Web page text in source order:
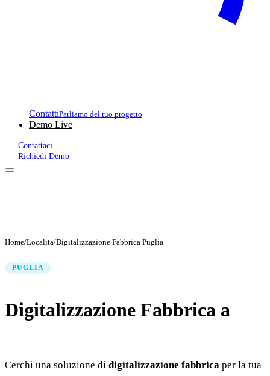
ContattiParliamo del tuo progetto
Demo Live
Contattaci
Richiedi Demo
Home/Localita/Digitalizzazione Fabbrica Puglia
PUGLIA
Digitalizzazione Fabbrica a
Cerchi una soluzione di digitalizzazione fabbrica per la tua